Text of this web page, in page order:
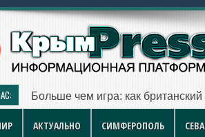
Больше чем игра: как
АКТУАЛЬНО СИМФЕРОПОЛЬ